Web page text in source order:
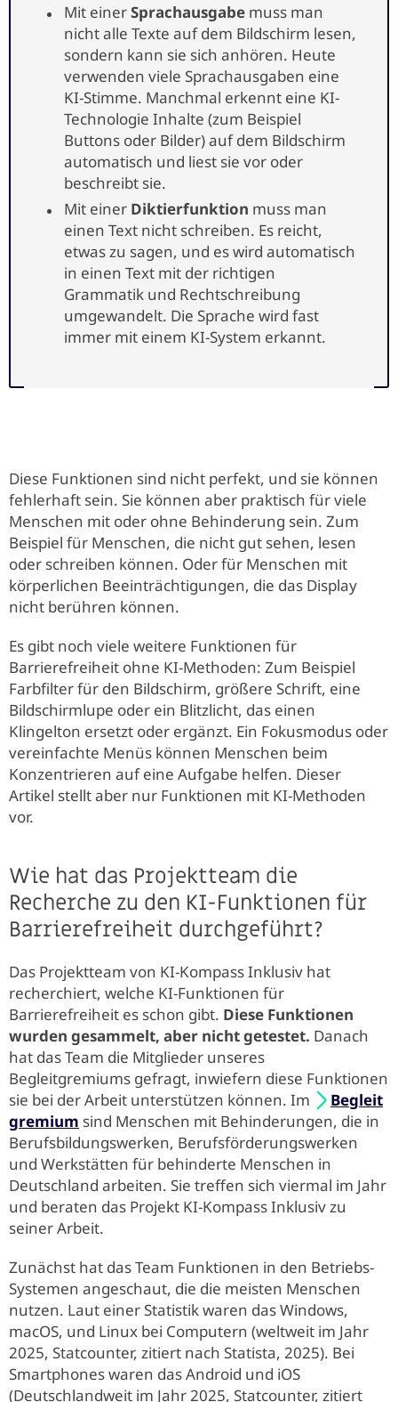
Mit einerSprachausgabe muss man
nicht alle Texte auf dem Bildschirm lesen,
sondern kann sie sich anhören. Heute
verwenden viele Sprachausgaben eine
KI-Stimme. Manchmal erkennt eine KI-
Technologie Inhalte (zum Beispiel
Buttons oder Bilder) auf dem Bildschirm
automatisch und liest sie vor oder
beschreibt sie.
Mit einer Diktierfunktion muss man
einen Text nicht schreiben. Es reicht,
etwas zu sagen, und es wird automatisch
in einen Text mit der richtigen
Grammatik und Rechtschreibung
umgewandelt. Die Sprache wird fast
immer mit einem KI-System erkannt.
Diese Funktionen sind nicht perfekt, und sie können
fehlerhaft sein. Sie können aber praktisch für viele
Menschen mit oder ohne Behinderung sein. Zum
Beispiel für Menschen, die nicht gut sehen, lesen
oder schreiben können. Oder für Menschen mit
körperlichen Beeinträchtigungen, die das Display
nicht berühren können.
Es gibt noch viele weitere Funktionen für
Barrierefreiheit ohne KI-Methoden: Zum Beispiel
Farbfilter für den Bildschirm, größere Schrift, eine
Bildschirmlupe oder ein Blitzlicht, das einen
Klingelton ersetzt oder ergänzt. Ein Fokusmodus oder
vereinfachte Menüs können Menschen beim
Konzentrieren auf eine Aufgabe helfen. Dieser
Artikel stellt aber nur Funktionen mit KI-Methoden
vor.
Wie hat das Projektteam die
Recherche zu den KI-Funktionen für
Barrierefreiheit durchgeführt?
Das Projektteam von KI-Kompass Inklusiv hat
recherchiert, welche KI-Funktionen für
Barrierefreiheit es schon gibt. Diese Funktionen
wurden gesammelt, aber nicht getestet. Danach
hat das Team die Mitglieder unseres
Begleitgremiums gefragt, inwiefern diese Funktionen
sie bei der Arbeit unterstützen können. Im
Begleit
gremium sind Menschen mit Behinderungen, die in
Berufsbildungswerken, Berufsförderungswerken
und Werkstätten für behinderte Menschen in
Deutschland arbeiten. Sie treffen sich viermal im Jahr
und beraten das Projekt KI-Kompass Inklusiv zu
seiner Arbeit.
Zunächst hat das Team Funktionen in den Betriebs-
Systemen angeschaut, die die meisten Menschen
nutzen. Laut einer Statistik waren das Windows,
macOS, und Linux bei Computern (weltweit im Jahr
2025, Statcounter, zitiert nach Statista, 2025). Bei
Smartphones waren das Android und iOS
(Deutschlandweit im Jahr 2025, Statcounter, zitiert